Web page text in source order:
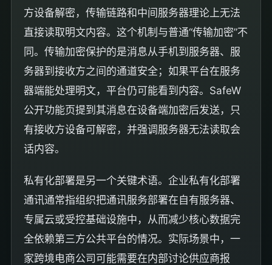
方设备解密，传输链路和中间服务器理论上无法
直接读取明文内容。这个机制与普通“传输加密”不
同。传输加密保护的是消息从手机到服务器、服
务器到接收方之间的通道安全；如果平台在服务
器端能处理明文，平台仍可能看到内容。SafeW
公开功能页提到其消息在设备端加密后发送，只
有接收方设备可解密，并强调服务器无法读取会
话内容。
私有化部署是另一个关键术语。企业私有化部署
通讯通常指组织把通讯服务部署在自有服务器、
专属云或受控基础设施中，从而减少核心数据完
全依赖第三方公共平台的情况。实际场景中，一
家跨境电商公司可能需要在内部讨论供应商报